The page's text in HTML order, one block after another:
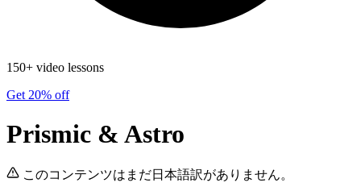
150+ video lessons
Get 20% off
Prismic & Astro
このコンテンツはまだ日本語訳がありません。